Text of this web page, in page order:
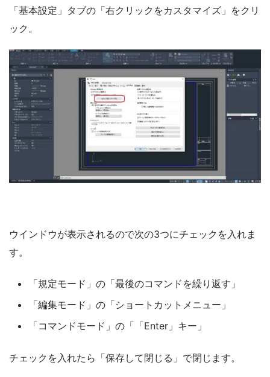
「基本設定」タブの「右クリックをカスタマイズ」をクリ
ック。
ウインドウが表示されるので次の3つにチェックを入れま
す。
「規定モード」の「最後のコマンドを繰り返す」
「編集モード」の「ショートカットメニュー」
「コマンドモード」の「「Enter」キー」
チェックを入れたら「保存して閉じる」で閉じます。